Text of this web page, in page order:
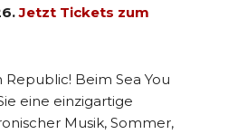
Jetzt Tickets zum
Beim Sea You
eine einzigartige
Musik, Sommer,